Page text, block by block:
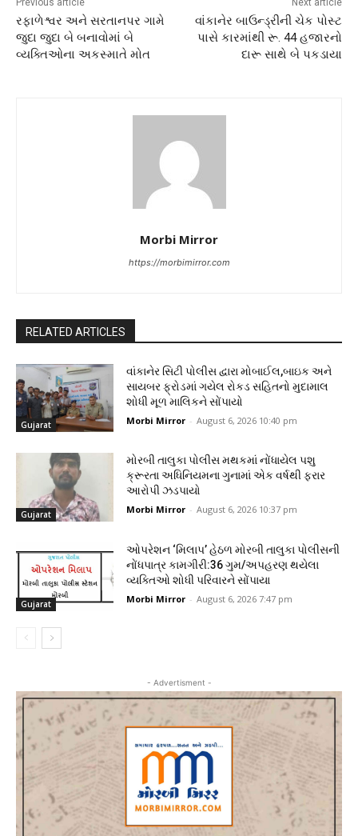
રફાળેશ્વર અને સરતાનપર ગામે
જુદા જુદા બે બનાવોમાં બે
વ્યક્તિઓના અકસ્માતે મોત
વાંકાનેર બાઉન્ડ્રીની ચેક પોસ્ટ
પાસે કારમાંથી રૂ. 44 હજારનો
દારૂ સાથે બે પકડાયા
Morbi Mirror
https://morbimirror.com
RELATED ARTICLES
Gujarat
વાંકાનેર સિટી પોલીસ દ્વારા મોબાઈલ,બાઇક અને
સાયબર ફ્રોડમાં ગયેલ રોકડ સહિતનો મુદામાલ
શોધી મૂળ માલિકને સોંપાયો
Morbi Mirror - August 6, 2026 10:40 pm
Gujarat
મોરબી તાલુકા પોલીસ મથકમાં નોંધાયેલ પશુ
ક્રૂરતા અધિનિયમના ગુનામાં એક વર્ષથી ફરાર
આરોપી ઝડપાયો
Morbi Mirror - August 6, 2026 10:37 pm
Gujarat
ઓપરેશન ‘મિલાપ’ હેઠળ મોરબી તાલુકા પોલીસની
નોંધપાત્ર કામગીરી:36 ગુમ/અપહરણ થયેલા
વ્યક્તિઓ શોધી પરિવારને સોંપાયા
Morbi Mirror - August 6, 2026 7:47 pm
- Advertisment -